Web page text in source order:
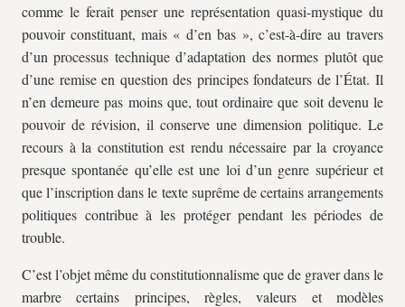
comme le ferait penser une représentation quasi-mystique du
pouvoir constituant, mais « d’en bas », c’est-à-dire au travers
d’un processus technique d’adaptation des normes plutôt que
d’une remise en question des principes fondateurs de l’État. Il
n’en demeure pas moins que, tout ordinaire que soit devenu le
pouvoir de révision, il conserve une dimension politique. Le
recours à la constitution est rendu nécessaire par la croyance
presque spontanée qu’elle est une loi d’un genre supérieur et
que l’inscription dans le texte suprême de certains arrangements
politiques contribue à les protéger pendant les périodes de
trouble.
C’est l’objet même du constitutionnalisme que de graver dans le
marbre certains principes, règles, valeurs et modèles